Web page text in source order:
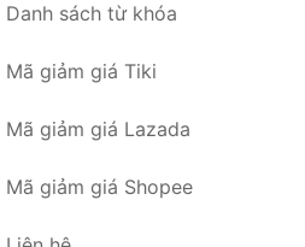
Danh sách từ khóa
Mã giảm giá Tiki
Mã giảm giá Lazada
Mã giảm giá Shopee